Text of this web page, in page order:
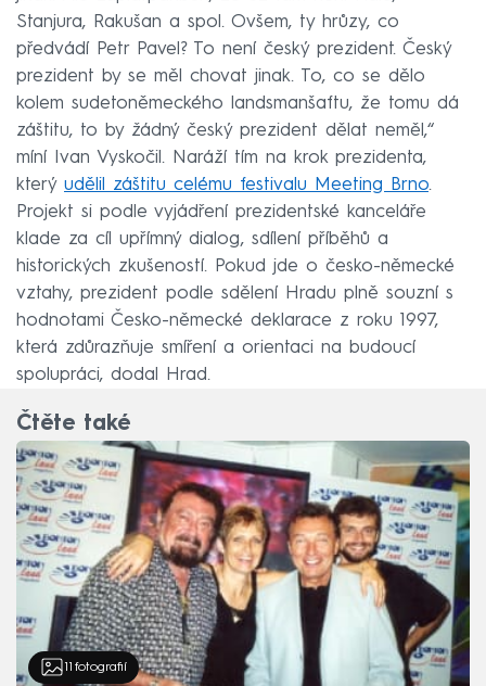
Stanjura, Rakušan a spol. Ovšem, ty hrůzy, co
předvádí Petr Pavel? To není český prezident. Český
prezident by se měl chovat jinak. To, co se dělo
kolem sudetoněmeckého landsmanšaftu, že tomu dá
záštitu, to by žádný český prezident dělat neměl,“
míní Ivan Vyskočil. Naráží tím na krok prezidenta,
který udělil záštitu celému festivalu Meeting Brno.
Projekt si podle vyjádření prezidentské kanceláře
klade za cíl upřímný dialog, sdílení příběhů a
historických zkušeností. Pokud jde o česko-německé
vztahy, prezident podle sdělení Hradu plně souzní s
hodnotami Česko-německé deklarace z roku 1997,
která zdůrazňuje smíření a orientaci na budoucí
spolupráci, dodal Hrad.
Čtěte také
11 fotografií